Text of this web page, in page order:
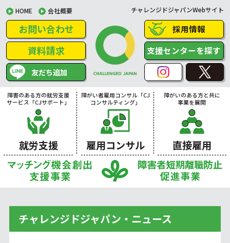
HOME 会社概要 チャレンジドジャパンWebサイト
お問い合わせ
資料請求
友だち追加
採用情報
支援センターを探す
障害のある方の就労支援
サービス「CJサポート」
就労支援
障がい者雇用コンサル「CJ
コンサルティング」
雇用コンサル
障がいのある方と共に
事業を展開
直接雇用
チャレンジドジャパン・ニュース